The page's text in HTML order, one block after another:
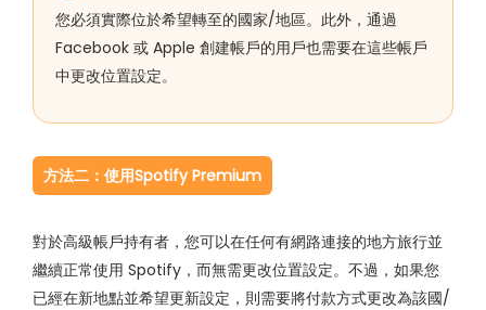
您必須實際位於希望轉至的國家/地區。此外，通過
Facebook 或 Apple 創建帳戶的用戶也需要在這些帳戶
中更改位置設定。
方法二：使用Spotify Premium
對於高級帳戶持有者，您可以在任何有網路連接的地方旅行並
繼續正常使用 Spotify，而無需更改位置設定。不過，如果您
已經在新地點並希望更新設定，則需要將付款方式更改為該國/